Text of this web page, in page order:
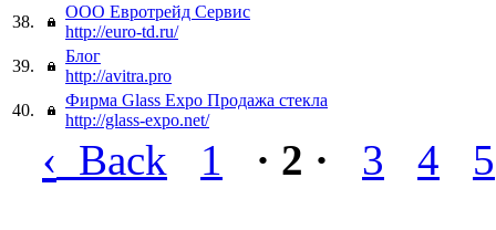
38.
ООО Евротрейд Сервис
http://euro-td.ru/
39.
Блог
http://avitra.pro
40.
Фирма Glass Expo Продажа стекла
http://glass-expo.net/
‹ Back 1 · 2 · 3 4 5